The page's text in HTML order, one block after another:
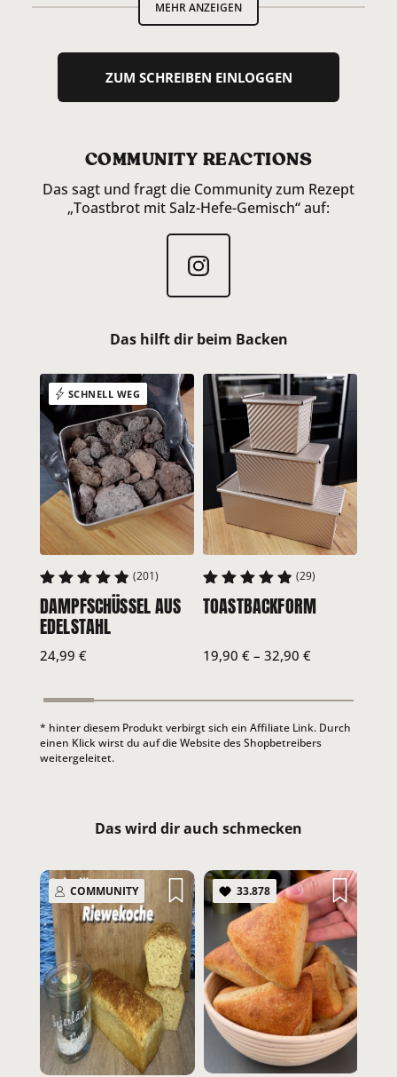
MEHR ANZEIGEN
ZUM SCHREIBEN EINLOGGEN
COMMUNITY REACTIONS
Das sagt und fragt die Community zum Rezept
„Toastbrot mit Salz-Hefe-Gemisch“ auf:
Das hilft dir beim Backen
SCHNELL WEG
4.95
(201)
DAMPFSCHÜSSEL AUS
EDELSTAHL
24,99 €
4.97
(29)
TOASTBACKFORM
19,90 € – 32,90 €
* hinter diesem Produkt verbirgt sich ein Affiliate Link. Durch
einen Klick wirst du auf die Website des Shopbetreibers
weitergeleitet.
Das wird dir auch schmecken
COMMUNITY 33.878